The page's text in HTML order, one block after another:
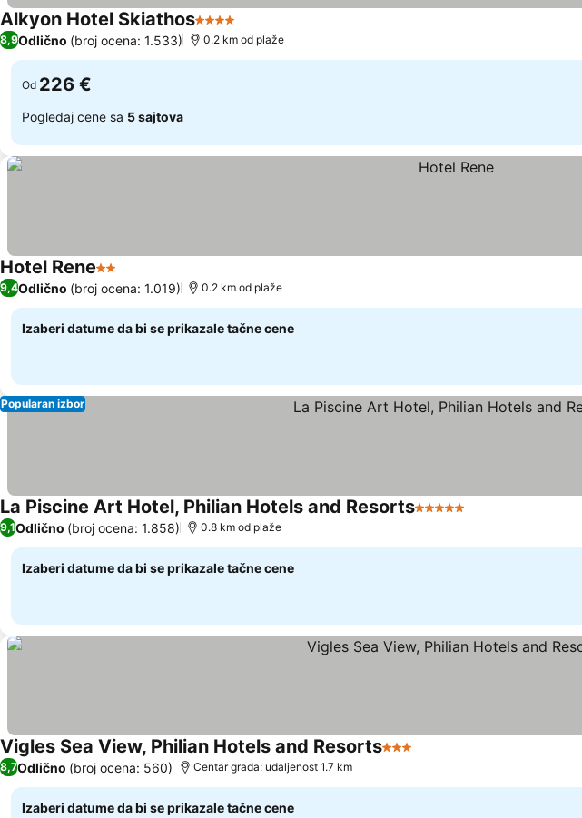
Alkyon Hotel Skiathos4 Zvezdice
8,9Odlično (broj ocena: 1.533) 0.2 km od plaže
Od 226 €
Pogledaj cene sa 5 sajtova
Hotel Rene2 Zvezdice
9,4Odlično (broj ocena: 1.019) 0.2 km od plaže
Izaberi datume da bi se prikazale tačne cene
Popularan izbor
La Piscine Art Hotel, Philian Hotels and Resorts5 Zvezdice
9,1Odlično (broj ocena: 1.858) 0.8 km od plaže
Izaberi datume da bi se prikazale tačne cene
Vigles Sea View, Philian Hotels and Resorts3 Zvezdice
8,7Odlično (broj ocena: 560) Centar grada: udaljenost 1.7 km
Izaberi datume da bi se prikazale tačne cene